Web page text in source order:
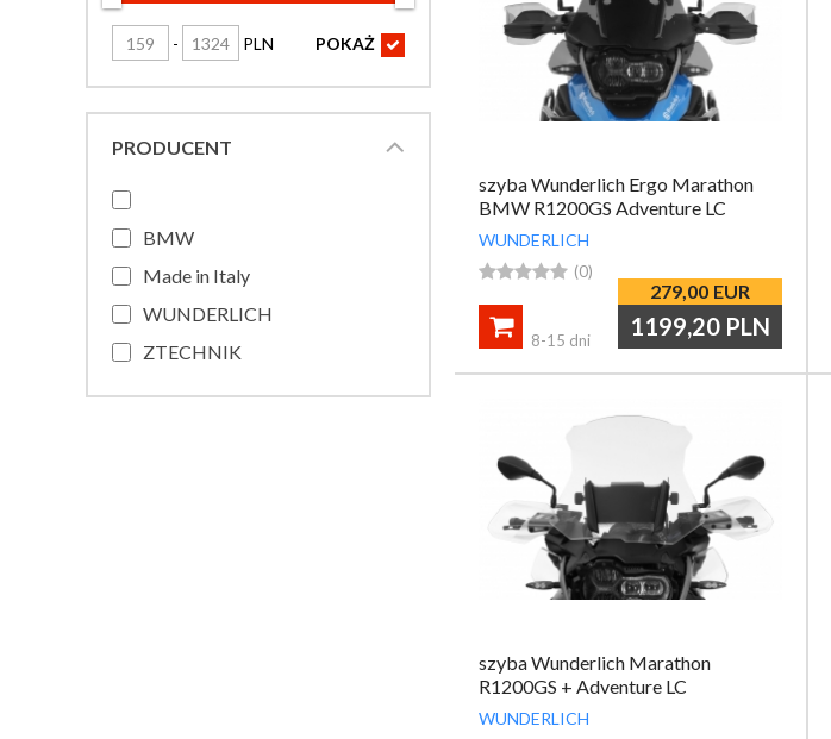
- PLN POKAŻ 
PRODUCENT
BMW
Made in Italy
WUNDERLICH
ZTECHNIK
szyba Wunderlich Ergo Marathon
BMW R1200GS Adventure LC
ciemnoszara 53 cm
WUNDERLICH
 (0)
279,00 EUR
1199,20 PLN

8-15 dni
szyba Wunderlich Marathon
R1200GS + Adventure LC
przeźroczysta 53 cm + wsporniki
WUNDERLICH